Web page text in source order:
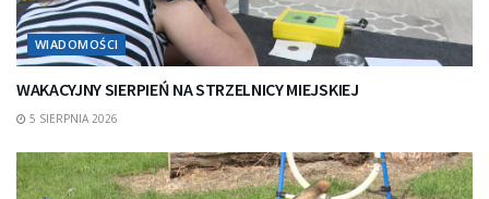
WIADOMOŚCI
WAKACYJNY SIERPIEŃ NA STRZELNICY MIEJSKIEJ
5 SIERPNIA 2026